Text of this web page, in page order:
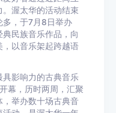
渥太华的活动结束
多，于7月8日举办
典民族音乐作品，向
以音乐架起跨越语
影响力的古典音乐
幕，历时两周，汇聚
，举办数十场古典音